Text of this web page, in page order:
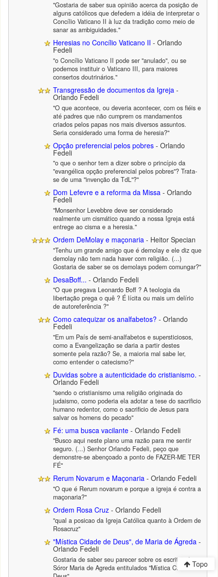
"Gostaria de saber sua opinião acerca da posição de
alguns católicos que defedem a idéia de interpretar o
Concílio Vaticano II à luz da tradição como meio de
sanar as ambiguidades."
Heresias no Concílio Vaticano II - Orlando
Fedeli
"o Concílio Vaticano II pode ser "anulado", ou se
podemos instituir o Vaticano III, para maiores
consertos doutrinários."
Transgressão de documentos da Igreja -
Orlando Fedeli
"O que acontece, ou deveria acontecer, com os fiéis e
até padres que não cumprem os mandamentos
criados pelos papas nos mais diversos assuntos.
Seria considerado uma forma de heresia?"
Opção preferencial pelos pobres - Orlando
Fedeli
"o que o senhor tem a dizer sobre o princípio da
"evangélica opção preferencial pelos pobres"? Trata-
se de uma "invenção da TdL"?"
Dom Lefevre e a reforma da Missa - Orlando
Fedeli
"Monsenhor Levebbre deve ser considerado
realmente um cismático quando a nossa Igreja está
entrege ao cisma e a heresia."
Ordem DeMolay e maçonaria - Heitor Specian
"Tenhu um grande amigo que é demolay e ele diz que
demolay não tem nada haver com religião. (...)
Gostaria de saber se os demolays podem comungar?"
DesaBoff... - Orlando Fedeli
"O que pregava Leonardo Boff ? A teologia da
libertação prega o quê ? É lícita ou mais um delírio
de autoreferência ?"
Como catequizar os analfabetos? - Orlando
Fedeli
"Em um País de semi-analfabetos e supersticiosos,
como a Evangelização se daria a partir destes
somente pela razão? Se, a maioria mal sabe ler,
como entender o catecismo?"
Duvidas sobre a autenticidade do cristianismo. -
Orlando Fedeli
"sendo o cristianismo uma religião originada do
judaismo, como poderia ela adotar a tese do sacrificio
humano redentor, como o sacrificio de Jesus para
salvar os homens do pecado"
Fé: uma busca vacilante - Orlando Fedeli
"Busco aqui neste plano uma razão para me sentir
seguro. (...) Senhor Orlando Fedeli, peço que
demonstre-se abençoado a ponto de FAZER-ME TER
FÉ"
Rerum Novarum e Maçonaria - Orlando Fedeli
"O que é Rerum novarum e porque a igreja é contra a
maçonaria?"
Ordem Rosa Cruz - Orlando Fedeli
"qual a posicao da Igreja Católica quanto à Ordem de
Rosacruz"
"Mística Cidade de Deus", de Maria de Ágreda -
Orlando Fedeli
Gostaria de saber seu parecer sobre os escritos de
Sóror Maria de Agreda entitulados "Mística Cidade deTopo